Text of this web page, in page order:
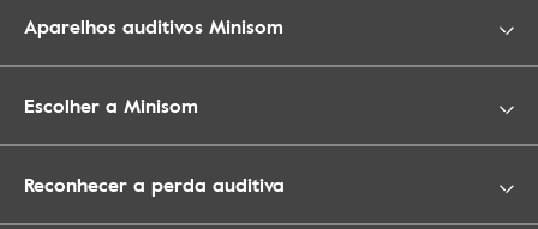
Aparelhos auditivos Minisom
Escolher a Minisom
Reconhecer a perda auditiva